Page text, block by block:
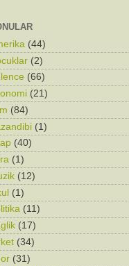
(44)
(2)
(66)
(21)
(84)
(1)
(40)
(1)
(12)
(1)
(11)
(17)
(34)
(31)